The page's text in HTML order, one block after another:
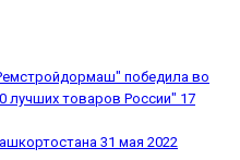
победила во
лучших товаров России" 17
31 мая 2022